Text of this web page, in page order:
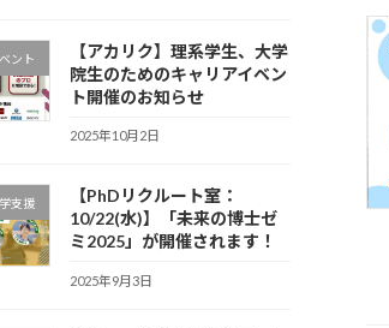
ント
【アカリク】理系学生、大学
院生のためのキャリアイベン
ト開催のお知らせ
2025年10月2日
支援
【PhDリクルート室：
10/22(水)】「未来の博士ゼ
ミ2025」が開催されます！
2025年9月3日